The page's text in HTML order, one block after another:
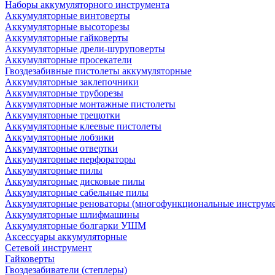
Наборы аккумуляторного инструмента
Аккумуляторные винтоверты
Аккумуляторные высоторезы
Аккумуляторные гайковерты
Аккумуляторные дрели-шуруповерты
Аккумуляторные просекатели
Гвоздезабивные пистолеты аккумуляторные
Аккумуляторные заклепочники
Аккумуляторные труборезы
Аккумуляторные монтажные пистолеты
Аккумуляторные трещотки
Аккумуляторные клеевые пистолеты
Аккумуляторные лобзики
Аккумуляторные отвертки
Аккумуляторные перфораторы
Аккумуляторные пилы
Аккумуляторные дисковые пилы
Аккумуляторные сабельные пилы
Аккумуляторные реноваторы (многофункциональные
Аккумуляторные шлифмашины
Аккумуляторные болгарки УШМ
Аксессуары аккумуляторные
Сетевой инструмент
Гайковерты
Гвоздезабиватели (степлеры)